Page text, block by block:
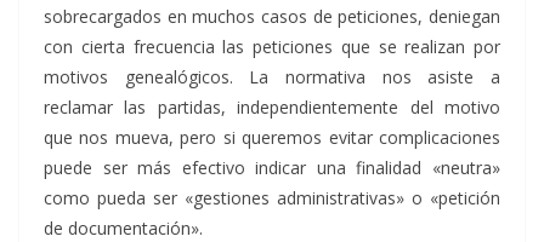
sobrecargados en muchos casos de peticiones, deniegan
con cierta frecuencia las peticiones que se realizan por
motivos genealógicos. La normativa nos asiste a
reclamar las partidas, independientemente del motivo
que nos mueva, pero si queremos evitar complicaciones
puede ser más efectivo indicar una finalidad «neutra»
como pueda ser «gestiones administrativas» o «petición
de documentación».